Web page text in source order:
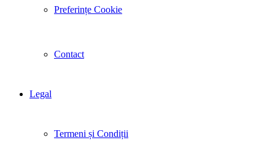
Preferințe Cookie
Contact
Legal
Termeni și Condiții